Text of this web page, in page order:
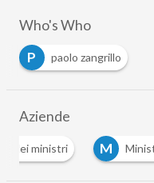
Who's Who
P
paolo zangrillo
Aziende
Consiglio dei ministri